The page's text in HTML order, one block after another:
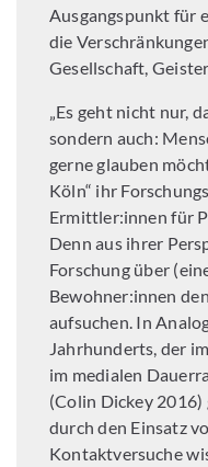
Ausgangspunkt für
die
Gesellschaft,
„Es geht nicht nur,
sondern auch:
gerne glauben
Köln“ ihr
Ermittler:innen für
Denn aus ihrer
Forschung über
Bewohner:innen
aufsuchen. In
Jahrhunderts, der
im medialen
(Colin Dickey
durch den Einsatz
Kontaktversuche